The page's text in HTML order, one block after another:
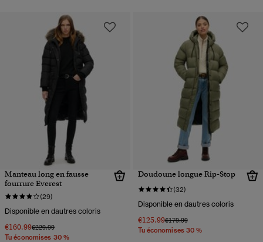
Manteau long en fausse
fourrure Everest
(29)
Disponible en dautres coloris
€160.99Prix réduit de
€229.99à
Tu économises 30 %
Doudoune longue Rip-Stop
(32)
Disponible en dautres coloris
€125.99Prix réduit de
€179.99à
Tu économises 30 %